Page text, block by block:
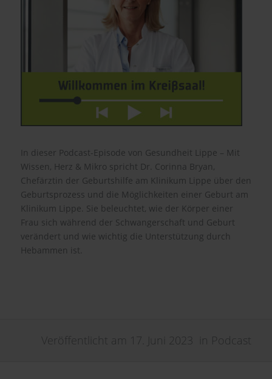
In dieser Podcast-Episode von Gesundheit Lippe – Mit
Wissen, Herz & Mikro spricht Dr. Corinna Bryan,
Chefärztin der Geburtshilfe am Klinikum Lippe über den
Geburtsprozess und die Möglichkeiten einer Geburt am
Klinikum Lippe. Sie beleuchtet, wie der Körper einer
Frau sich während der Schwangerschaft und Geburt
verändert und wie wichtig die Unterstützung durch
Hebammen ist.
Veröffentlicht am 17. Juni 2023 in Podcast